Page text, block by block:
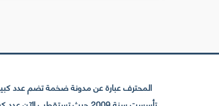
المحترف عبارة عن مدونة ضخمة تضم عدد